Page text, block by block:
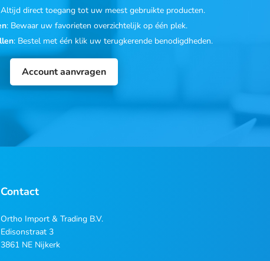
direct toegang tot uw meest gebruikte producten.
: Bewaar uw favorieten overzichtelijk op één plek.
: Bestel met één klik uw terugkerende benodigdheden.
Account aanvragen
Contact
Ortho Import & Trading B.V.
Edisonstraat 3
3861 NE Nijkerk